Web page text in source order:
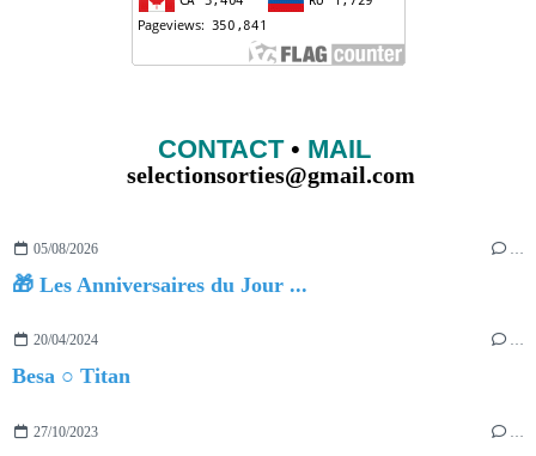
05/08/2026 …
🎁 Les Anniversaires du Jour ...
20/04/2024 …
Besa ○ Titan
27/10/2023
CONTACT• MAIL
selectionsorties@gmail.com